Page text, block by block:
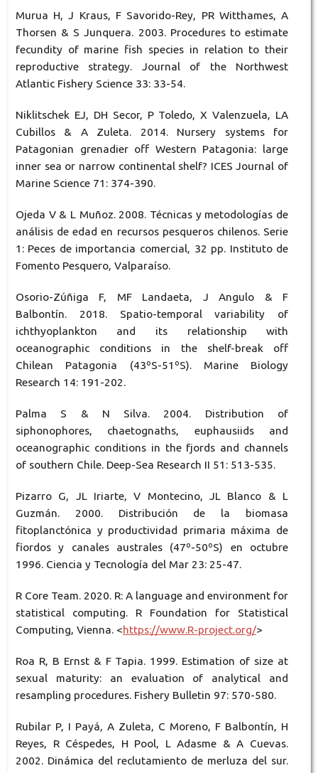
Murua H, J Kraus, F Savorido-Rey, PR Witthames, A
Thorsen & S Junquera. 2003. Procedures to estimate
fecundity of marine fish species in relation to their
reproductive strategy. Journal of the Northwest
Atlantic Fishery Science 33: 33-54.
Niklitschek EJ, DH Secor, P Toledo, X Valenzuela, LA
Cubillos & A Zuleta. 2014. Nursery systems for
Patagonian grenadier off Western Patagonia: large
inner sea or narrow continental shelf? ICES Journal of
Marine Science 71: 374-390.
Ojeda V & L Muñoz. 2008. Técnicas y metodologías de
análisis de edad en recursos pesqueros chilenos. Serie
1: Peces de importancia comercial, 32 pp. Instituto de
Fomento Pesquero, Valparaíso.
Osorio-Zúñiga F, MF Landaeta, J Angulo & F
Balbontín. 2018. Spatio-temporal variability of
ichthyoplankton and its relationship with
oceanographic conditions in the shelf-break off
Chilean Patagonia (43ºS-51ºS). Marine Biology
Research 14: 191-202.
Palma S & N Silva. 2004. Distribution of
siphonophores, chaetognaths, euphausiids and
oceanographic conditions in the fjords and channels
of southern Chile. Deep-Sea Research II 51: 513-535.
Pizarro G, JL Iriarte, V Montecino, JL Blanco & L
Guzmán. 2000. Distribución de la biomasa
fitoplanctónica y productividad primaria máxima de
fiordos y canales australes (47º-50ºS) en octubre
1996. Ciencia y Tecnología del Mar 23: 25-47.
R Core Team. 2020. R: A language and environment for
statistical computing. R Foundation for Statistical
Computing, Vienna. <https://www.R-project.org/>
Roa R, B Ernst & F Tapia. 1999. Estimation of size at
sexual maturity: an evaluation of analytical and
resampling procedures. Fishery Bulletin 97: 570-580.
Rubilar P, I Payá, A Zuleta, C Moreno, F Balbontín, H
Reyes, R Céspedes, H Pool, L Adasme & A Cuevas.
2002. Dinámica del reclutamiento de merluza del sur.